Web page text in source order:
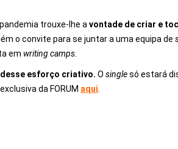
trouxe-lhe a vontade de criar e
o convite para se juntar a uma equipa de
em writing camps.
desse esforço criativo. O singlesó estará
da FORUM aqui